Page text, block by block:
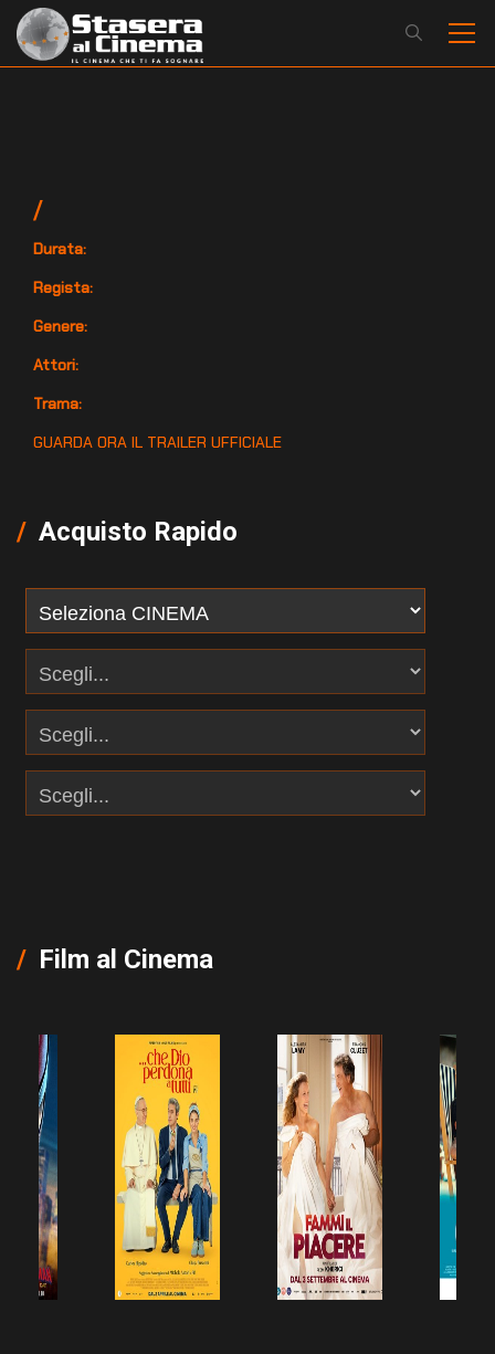
/
Durata:
Regista:
Genere:
Attori:
Trama:
GUARDA ORA IL TRAILER UFFICIALE
Acquisto Rapido
Film al Cinema